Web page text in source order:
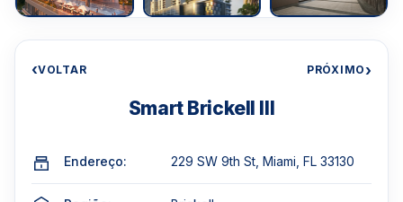
‹VOLTAR PRÓXIMO›
Smart Brickell III
Endereço: 229 SW 9th St, Miami, FL 33130